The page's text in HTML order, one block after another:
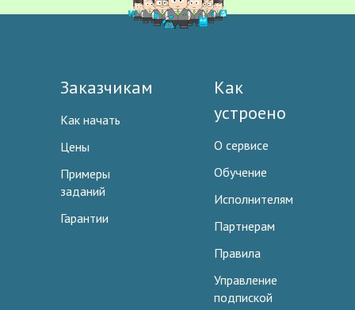
Заказчикам
Как начать
Цены
Примеры
заданий
Гарантии
Как
устроено
О сервисе
Обучение
Исполнителям
Партнерам
Правила
Управление
подпиской